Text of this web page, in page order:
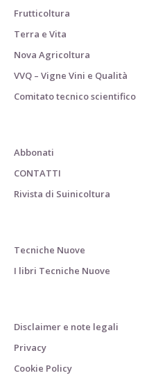
Frutticoltura
Terra e Vita
Nova Agricoltura
VVQ – Vigne Vini e Qualità
Comitato tecnico scientifico
Abbonati
CONTATTI
Rivista di Suinicoltura
Tecniche Nuove
I libri Tecniche Nuove
Disclaimer e note legali
Privacy
Cookie Policy